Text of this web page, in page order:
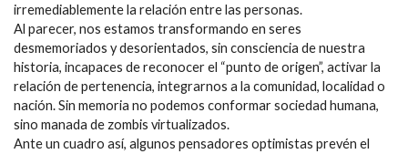
irremediablemente la relación entre las personas.
Al parecer, nos estamos transformando en seres
desmemoriados y desorientados, sin consciencia de nuestra
historia, incapaces de reconocer el “punto de origen”, activar la
relación de pertenencia, integrarnos a la comunidad, localidad o
nación. Sin memoria no podemos conformar sociedad humana,
sino manada de zombis virtualizados.
Ante un cuadro así, algunos pensadores optimistas prevén el